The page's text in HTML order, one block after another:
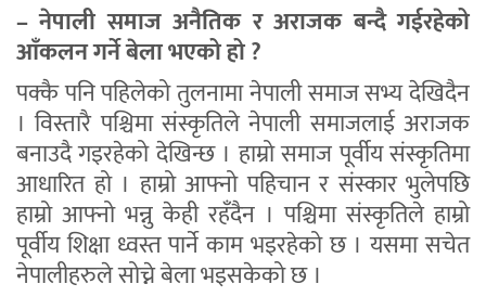
– नेपाली समाज अनैतिक र अराजक बन्दै गईरहेको
आँकलन गर्ने बेला भएको हो ?
पक्कै पनि पहिलेको तुलनामा नेपाली समाज सभ्य देखिदैन
। विस्तारै पश्चिमा संस्कृतिले नेपाली समाजलाई अराजक
बनाउदै गइरहेको देखिन्छ । हाम्रो समाज पूर्वीय संस्कृतिमा
आधारित हो । हाम्रो आफ्नो पहिचान र संस्कार भुलेपछि
हाम्रो आफ्नो भन्नु केही रहँदैन । पश्चिमा संस्कृतिले हाम्रो
पूर्वीय शिक्षा ध्वस्त पार्ने काम भइरहेको छ । यसमा सचेत
नेपालीहरुले सोच्ने बेला भइसकेको छ ।